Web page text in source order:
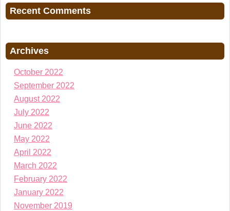
Recent Comments
Archives
October 2022
September 2022
August 2022
July 2022
June 2022
May 2022
April 2022
March 2022
February 2022
January 2022
November 2019